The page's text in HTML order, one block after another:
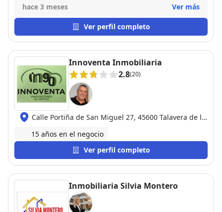
durante todo el proceso de compra se mantuvo muy
momento. Puedo decir que es un gran profesional y
que mi grado de satisfaccion en la operacion es alto.
tipo León!
hace 3 meses Ver más
Ver perfil completo
Innoventa Inmobiliaria
2.8(20)
Calle Portiña de San Miguel 27, 45600 Talavera de la
15 años en el negocio
Ver perfil completo
Inmobiliaria Silvia Montero